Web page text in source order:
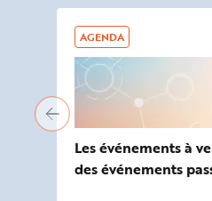
AGENDA
Les événements à
des événements